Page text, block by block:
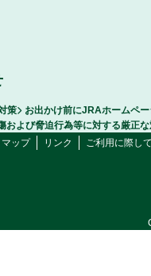
策
お出かけ前にJRAホームペ
および脅迫行為等に対する厳正
ップ リンク ご利用に際し